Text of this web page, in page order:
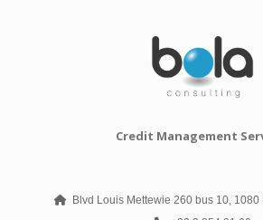
Credit Management
Blvd Louis Mettewie 260 bus 10,